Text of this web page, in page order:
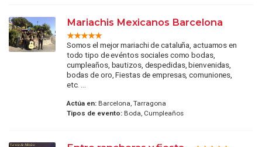
Mariachis Mexicanos Barcelona
Somos el mejor mariachi de cataluña, actuamos en
todo tipo de evéntos sociales como bodas,
cumpleaños, bautizos, despedidas, bienvenidas,
bodas de oro, Fiestas de empresas, comuniones,
etc. ...
Actúa en:Barcelona, Tarragona
Tipos de evento:Boda, Cumpleaños